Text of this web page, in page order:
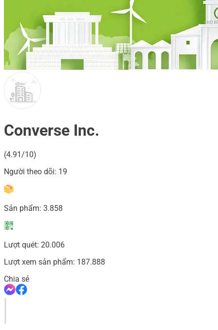
Converse Inc.
(4.91/10)
Người theo dõi: 19
Sản phẩm: 3.858
Lượt quét: 20.006
Lượt xem sản phẩm: 187.888
Chia sẻ